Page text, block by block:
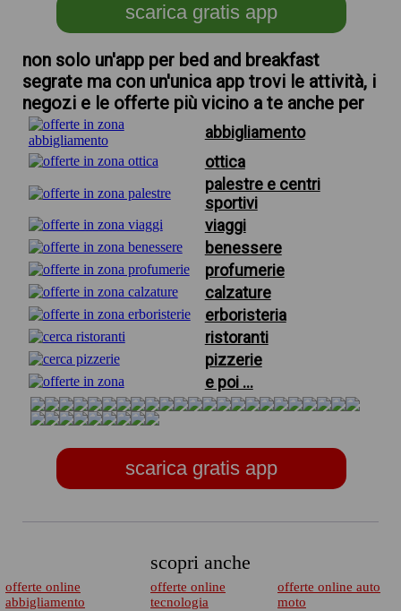
scarica gratis app
non solo un'app per bed and breakfast
segrate ma con un'unica app trovi le attività, i
negozi e le offerte più vicino a te anche per
abbigliamento
ottica
palestre e centri
sportivi
viaggi
benessere
profumerie
calzature
erboristeria
ristoranti
pizzerie
e poi ...
scarica gratis app
scopri anche
offerte online
abbigliamento
offerte online
tecnologia
offerte online auto
moto